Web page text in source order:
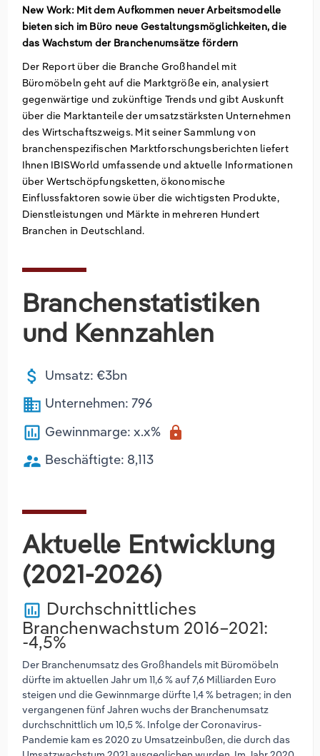
New Work: Mit dem Aufkommen neuer Arbeitsmodelle
bieten sich im Büro neue Gestaltungsmöglichkeiten, die
das Wachstum der Branchenumsätze fördern
Der Report über die Branche Großhandel mit
Büromöbeln geht auf die Marktgröße ein, analysiert
gegenwärtige und zukünftige Trends und gibt Auskunft
über die Marktanteile der umsatzstärksten Unternehmen
des Wirtschaftszweigs. Mit seiner Sammlung von
branchenspezifischen Marktforschungsberichten liefert
Ihnen IBISWorld umfassende und aktuelle Informationen
über Wertschöpfungsketten, ökonomische
Einflussfaktoren sowie über die wichtigsten Produkte,
Dienstleistungen und Märkte in mehreren Hundert
Branchen in Deutschland.
Branchenstatistiken
und Kennzahlen
attach_money Umsatz: €3bn
business Unternehmen: 796
poll Gewinnmarge: x.x% lock
supervisor_account Beschäftigte: 8,113
Aktuelle Entwicklung
(2021-2026)
poll Durchschnittliches
Branchenwachstum 2016–2021:
-4,5%
Der Branchenumsatz des Großhandels mit Büromöbeln
dürfte im aktuellen Jahr um 11,6 % auf 7,6 Milliarden Euro
steigen und die Gewinnmarge dürfte 1,4 % betragen; in den
vergangenen fünf Jahren wuchs der Branchenumsatz
durchschnittlich um 10,5 %. Infolge der Coronavirus-
Pandemie kam es 2020 zu Umsatzeinbußen, die durch das
Groß- und Einzelhandel
Information und Kommunikation
Freiberufliche, wissenschaftliche und technische
Dienstleistungen
Deutschland
Italien
Irland
Spanien
Vereinigtes Königreich
Marketing
Private Equity
Sales Vertrieb
Bibliotheken